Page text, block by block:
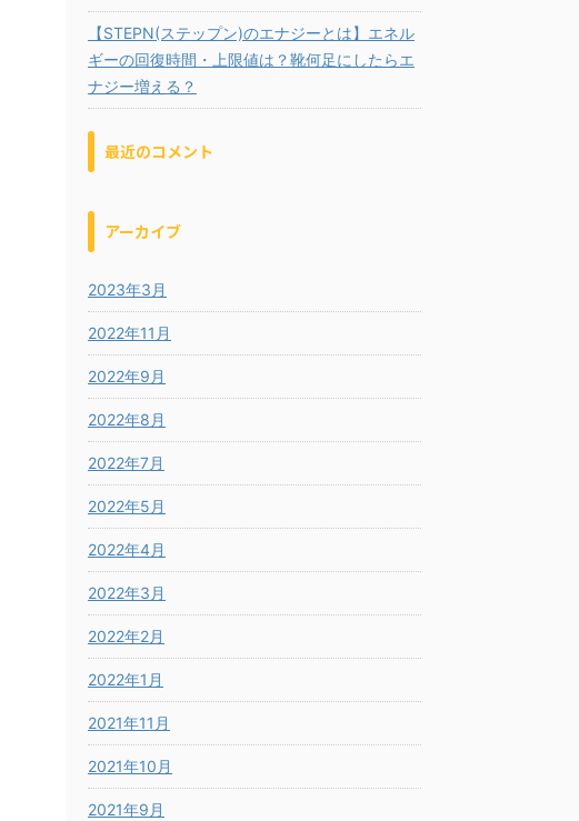
【STEPN(ステップン)のエナジーとは】エネル
ギーの回復時間・上限値は？靴何足にしたらエ
ナジー増える？
最近のコメント
アーカイブ
2023年3月
2022年11月
2022年9月
2022年8月
2022年7月
2022年5月
2022年4月
2022年3月
2022年2月
2022年1月
2021年11月
2021年10月
2021年9月